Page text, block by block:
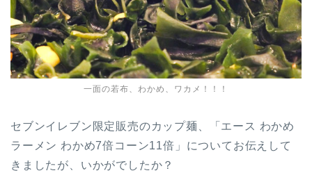
一面の若布、わかめ、ワカメ！！！
セブンイレブン限定販売のカップ麺、「エース わかめ
ラーメン わかめ7倍コーン11倍」についてお伝えして
きましたが、いかがでしたか？